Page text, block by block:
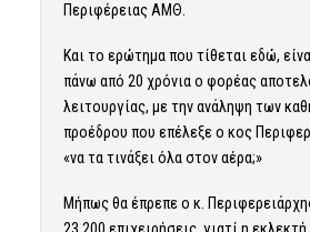
Περιφέρειας ΑΜΘ.
Και το ερώτημα που τίθεται εδώ,
πάνω από 20 χρόνια ο φορέας
λειτουργίας, με την ανάληψη των
προέδρου που επέλεξε ο κος
«να τα τινάξει όλα στον αέρα;»
Μήπως θα έπρεπε ο κ.